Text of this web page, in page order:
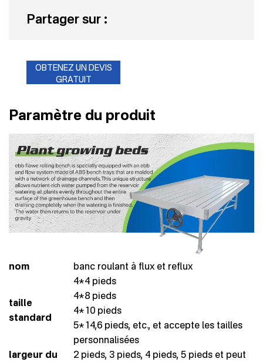
Partager sur :
OBTENEZ UN DEVIS
GRATUIT
Paramètre du produit
nom banc roulant à flux et reflux
taille
standard
4*4 pieds
4*8 pieds
4*10 pieds
5*14,6 pieds, etc., et accepte les tailles
personnalisées
largeur du
2 pieds, 3 pieds, 4 pieds, 5 pieds et peut